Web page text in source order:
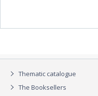
Thematic catalogue
The Booksellers